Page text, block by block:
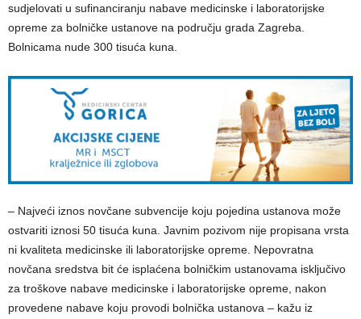
sudjelovati u sufinanciranju nabave medicinske i laboratorijske
opreme za bolničke ustanove na području grada Zagreba.
Bolnicama nude 300 tisuća kuna.
– Najveći iznos novčane subvencije koju pojedina ustanova može
ostvariti iznosi 50 tisuća kuna. Javnim pozivom nije propisana vrsta
ni kvaliteta medicinske ili laboratorijske opreme. Nepovratna
novčana sredstva bit će isplaćena bolničkim ustanovama isključivo
za troškove nabave medicinske i laboratorijske opreme, nakon
provedene nabave koju provodi bolnička ustanova – kažu iz